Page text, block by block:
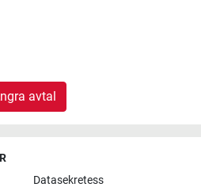
avtal
Datasekretess